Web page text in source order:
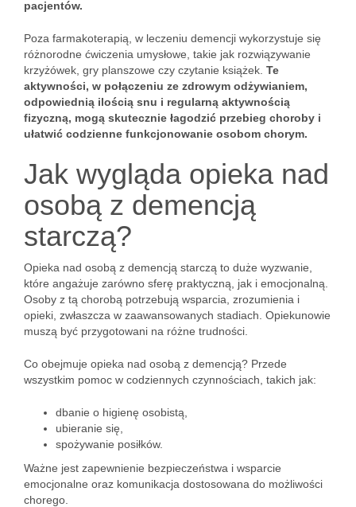
pacjentów.
Poza farmakoterapią, w leczeniu demencji wykorzystuje się
różnorodne ćwiczenia umysłowe, takie jak rozwiązywanie
krzyżówek, gry planszowe czy czytanie książek. Te
aktywności, w połączeniu ze zdrowym odżywianiem,
odpowiednią ilością snu i regularną aktywnością
fizyczną, mogą skutecznie łagodzić przebieg choroby i
ułatwić codzienne funkcjonowanie osobom chorym.
Jak wygląda opieka nad
osobą z demencją
starczą?
Opieka nad osobą z demencją starczą to duże wyzwanie,
które angażuje zarówno sferę praktyczną, jak i emocjonalną.
Osoby z tą chorobą potrzebują wsparcia, zrozumienia i
opieki, zwłaszcza w zaawansowanych stadiach. Opiekunowie
muszą być przygotowani na różne trudności.
Co obejmuje opieka nad osobą z demencją? Przede
wszystkim pomoc w codziennych czynnościach, takich jak:
dbanie o higienę osobistą,
ubieranie się,
spożywanie posiłków.
Ważne jest zapewnienie bezpieczeństwa i wsparcie
emocjonalne oraz komunikacja dostosowana do możliwości
chorego.